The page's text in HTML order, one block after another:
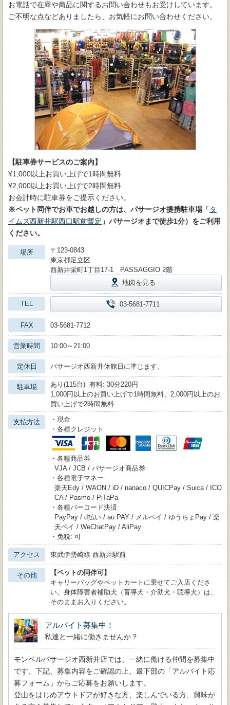
お電話で在庫や商品に関するお問い合わせもお受けしています。
ご不明な点などありましたら、お気軽にお問い合わせください。
【駐車券サービスのご案内】
¥1,000以上お買い上げで1時間無料
¥2,000以上お買い上げで2時間無料
お会計時に駐車券をご提示ください。
※ペット同伴でお車でお越しの方は、パサージオ提携駐車場「タ
イムズ西新井駅西口駅前暫定 」パサージオまで徒歩1分）をご利用
ください。
場所
〒123-0843
東京都足立区
西新井栄町1丁目17-1 PASSAGGIO 2階
地図を見る
TEL 03-5681-7711
FAX 03-5681-7712
営業時間 10:00～21:00
定休日 パサージオ西新井休館日に準じます。
駐車場
あり(115台) 有料: 30分220円
1,000円以上のお買い上げで1時間無料、2,000円以上のお
買い上げで2時間無料
支払方法
・現金
・各種クレジット
・各種商品券
VJA / JCB / パサージオ商品券
・各種電子マネー
楽天Edy / WAON / iD / nanaco / QUICPay / Suica / ICO
CA / Pasmo / PiTaPa
・各種バーコード決済
PayPay / d払い / au PAY / メルペイ / ゆうちょPay / 楽
天ペイ / WeChatPay / AliPay
・免税: 可
アクセス 東武伊勢崎線 西新井駅前
その他
【ペットの同伴可】
キャリーバッグやペットカートに乗せてご入店くださ
い。身体障害者補助犬（盲導犬・介助犬・聴導犬）は、
そのままお入りください。
アルバイト募集中！
私達と一緒に働きませんか？
モンベルパサージオ西新井店では、一緒に働ける仲間を募集中
です。下記、募集内容をご確認の上、最下部の「アルバイト応
募フォーム」からご応募をお願いします。
登山をはじめアウトドアが好きな方、楽しんでいる方、興味が